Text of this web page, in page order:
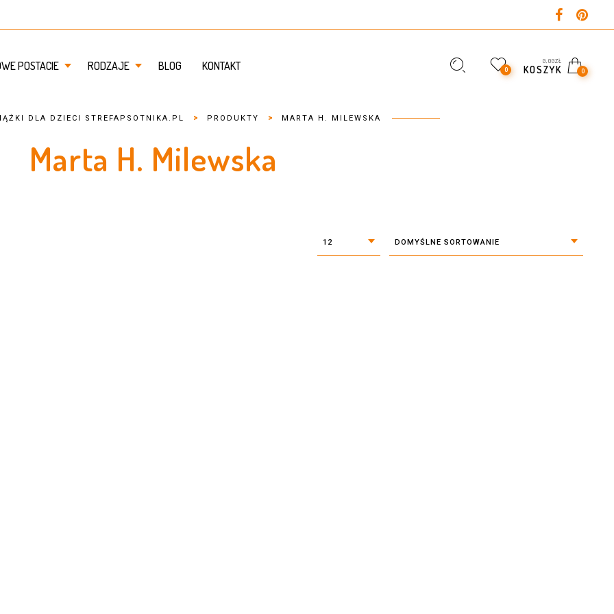
POSTACIE RODZAJE BLOG KONTAKT 0
0,00ZŁ
KOSZYK 0
DLA DZIECI STREFAPSOTNIKA.PL > PRODUKTY > MARTA H. MILEWSKA
Marta H. Milewska
12 DOMYŚLNE SORTOWANIE